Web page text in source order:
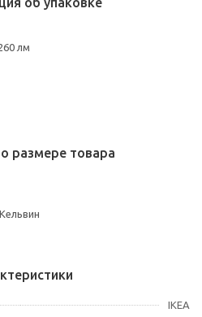
лм
размере товара
IKEA